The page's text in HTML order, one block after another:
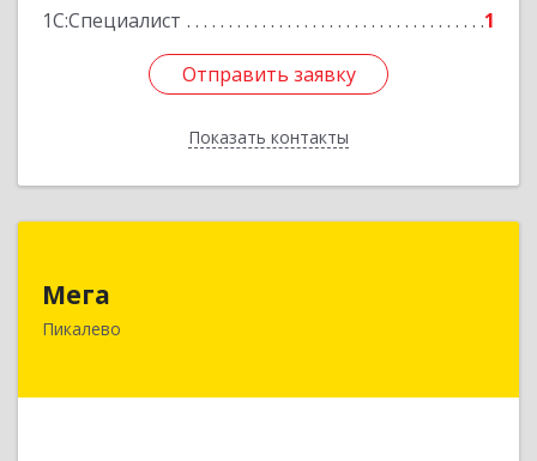
1С:Специалист
1
Отправить заявку
Показать контакты
Отправить заявку
Назад
Мега
Пикалево
Подробнее